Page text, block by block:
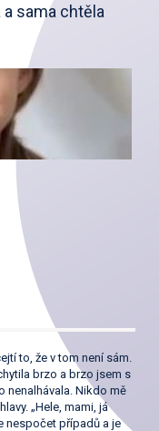
sama chtěla
to, že v tom není sám.
brzo a brzo jsem s
nenalhávala. Nikdo mě
„Hele, mami, já
nespočet případů a je